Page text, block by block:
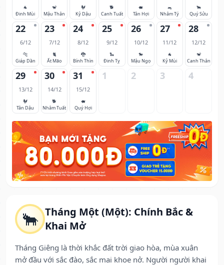
🐂 Tháng Một (Một): Chính Bắc &
Khai Mở
Tháng Giêng là thời khắc đất trời giao hòa, mùa xuân
mở đầu với sắc đào, sắc mai khoe nở. Người người khai
🐐
Đinh Mùi
🐒
Mậu Thân
🐓
Kỷ Dậu
🐕
Canh Tuất
🐖
Tân Hợi
🐀
Nhâm Tý
🐂
Quý Sửu
22
6/12
🐅
Giáp Dần
23
7/12
🐈
Ất Mão
24
8/12
🐉
Bính Thìn
25
9/12
🐍
Đinh Tỵ
26
10/12
🐎
Mậu Ngọ
27
11/12
🐐
Kỷ Mùi
28
12/12
🐒
Canh Thân
29
13/12
🐓
Tân Dậu
30
14/12
🐕
Nhâm Tuất
31
15/12
🐖
Quý Hợi
1 2 3 4